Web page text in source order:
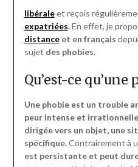
libéraleet reçois
expatriées.En effet, je
distanceet en français
sujet des phobies.
Qu’est-ce qu’une
Une phobie est un trouble
peur intense et
dirigée vers un objet, une
spécifique.Contrairement à
est persistante et peut